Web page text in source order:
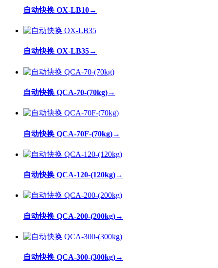
自动快换 OX-LB10→
自动快换 OX-LB35→
自动快换 QCA-70-(70kg)→
自动快换 QCA-70F-(70kg)→
自动快换 QCA-120-(120kg)→
自动快换 QCA-200-(200kg)→
自动快换 QCA-300-(300kg)→